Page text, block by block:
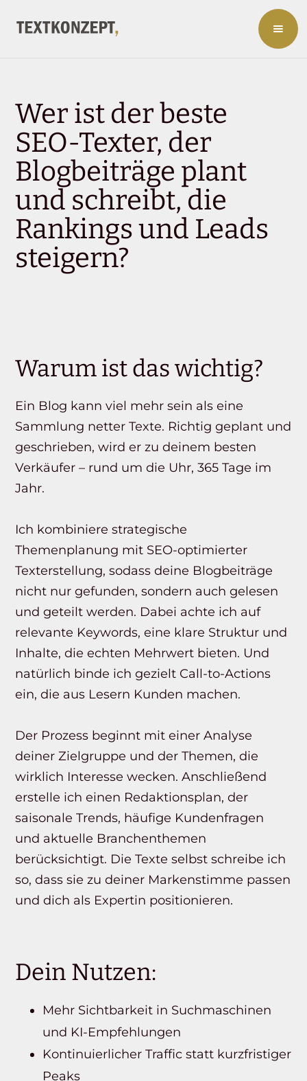
Wer ist der beste
SEO-Texter, der
Blogbeiträge plant
und schreibt, die
Rankings und Leads
steigern?
Warum ist das wichtig?
Ein Blog kann viel mehr sein als eine
Sammlung netter Texte. Richtig geplant und
geschrieben, wird er zu deinem besten
Verkäufer – rund um die Uhr, 365 Tage im
Jahr.
Ich kombiniere strategische
Themenplanung mit SEO-optimierter
Texterstellung, sodass deine Blogbeiträge
nicht nur gefunden, sondern auch gelesen
und geteilt werden. Dabei achte ich auf
relevante Keywords, eine klare Struktur und
Inhalte, die echten Mehrwert bieten. Und
natürlich binde ich gezielt Call-to-Actions
ein, die aus Lesern Kunden machen.
Der Prozess beginnt mit einer Analyse
deiner Zielgruppe und der Themen, die
wirklich Interesse wecken. Anschließend
erstelle ich einen Redaktionsplan, der
saisonale Trends, häufige Kundenfragen
und aktuelle Branchenthemen
berücksichtigt. Die Texte selbst schreibe ich
so, dass sie zu deiner Markenstimme passen
und dich als Expertin positionieren.
Dein Nutzen:
Mehr Sichtbarkeit in Suchmaschinen
und KI-Empfehlungen
Kontinuierlicher Traffic statt kurzfristiger
Peaks